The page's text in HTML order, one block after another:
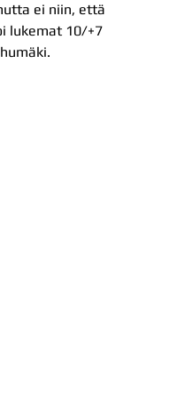
ei niin, että
lukemat 10/+7